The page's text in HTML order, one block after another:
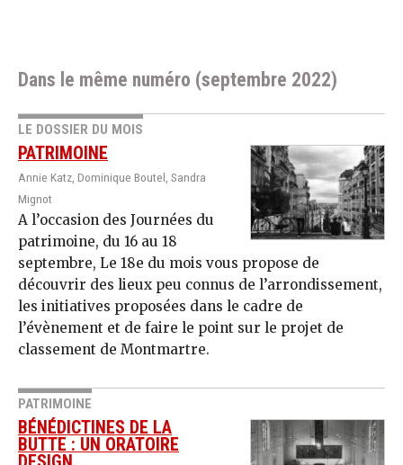
Dans le même numéro (septembre 2022)
LE DOSSIER DU MOIS
PATRIMOINE
Annie Katz, Dominique Boutel, Sandra
Mignot
A l’occasion des Journées du
patrimoine, du 16 au 18
septembre, Le 18e du mois vous propose de
découvrir des lieux peu connus de l’arrondissement,
les initiatives proposées dans le cadre de
l’évènement et de faire le point sur le projet de
classement de Montmartre.
PATRIMOINE
BÉNÉDICTINES DE LA
BUTTE : UN ORATOIRE